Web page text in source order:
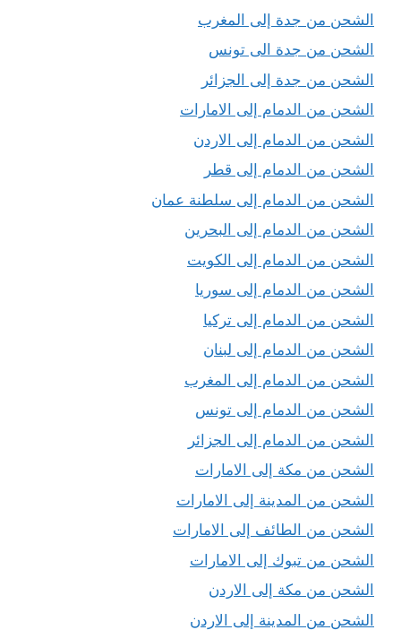
الشحن من جدة إلى المغرب
الشحن من جدة الى تونس
الشحن من جدة إلى الجزائر
الشحن من الدمام إلى الامارات
الشحن من الدمام إلى الاردن
الشحن من الدمام إلى قطر
الشحن من الدمام إلى سلطنة عمان
الشحن من الدمام إلى البحرين
الشحن من الدمام إلى الكويت
الشحن من الدمام إلى سوريا
الشحن من الدمام إلى تركيا
الشحن من الدمام إلى لبنان
الشحن من الدمام إلى المغرب
الشحن من الدمام إلى تونس
الشحن من الدمام إلى الجزائر
الشحن من مكة إلى الامارات
الشحن من المدينة إلى الامارات
الشحن من الطائف إلى الامارات
الشحن من تبوك إلى الامارات
الشحن من مكة إلى الاردن
الشحن من المدينة إلى الاردن